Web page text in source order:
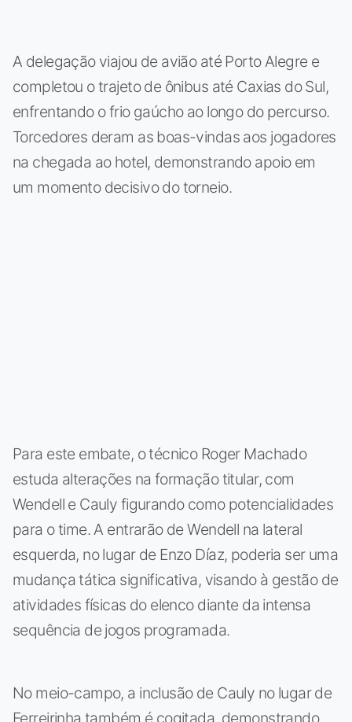
A delegação viajou de avião até Porto Alegre e
completou o trajeto de ônibus até Caxias do Sul,
enfrentando o frio gaúcho ao longo do percurso.
Torcedores deram as boas-vindas aos jogadores
na chegada ao hotel, demonstrando apoio em
um momento decisivo do torneio.
Para este embate, o técnico Roger Machado
estuda alterações na formação titular, com
Wendell e Cauly figurando como potencialidades
para o time. A entrarão de Wendell na lateral
esquerda, no lugar de Enzo Díaz, poderia ser uma
mudança tática significativa, visando à gestão de
atividades físicas do elenco diante da intensa
sequência de jogos programada.
No meio-campo, a inclusão de Cauly no lugar de
Ferreirinha também é cogitada, demonstrando